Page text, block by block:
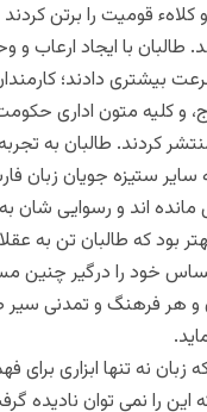
کلاهء قومیت را برتن
طالبان با ایجاد ارعاب
بیشتری دادند؛
و کلیه متون اداری
کردند. طالبان به
سایر ستیزه جویان زبان
مانده اند و رسوایی شان
بود که طالبان تن به
خود را درگیر چنین
و هر فرهنگ و تمدنی سیر
نه تنها ابزاری برای
این را نمی توان نادیده